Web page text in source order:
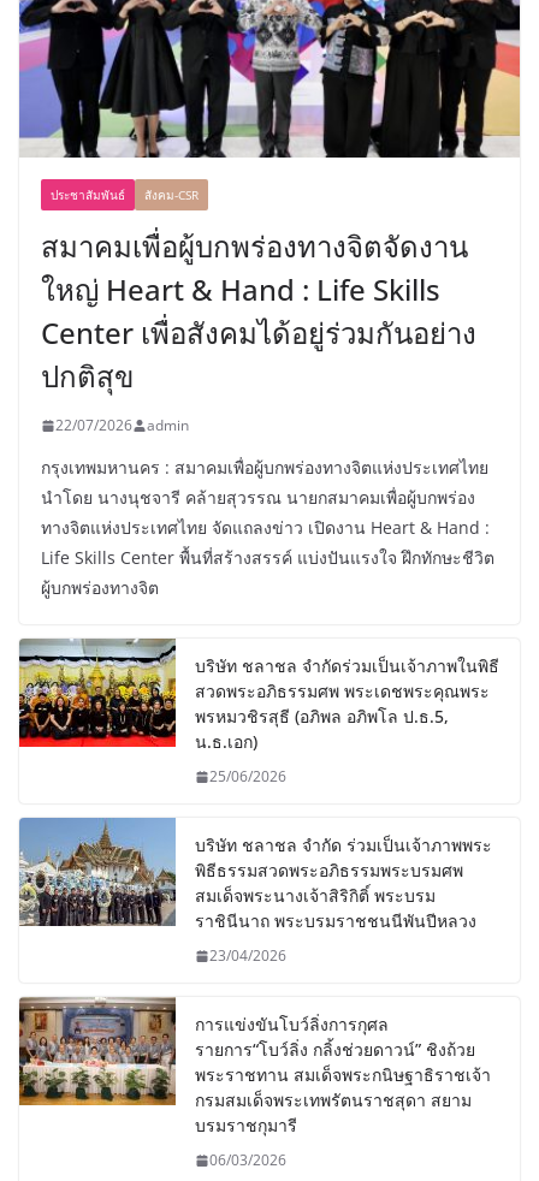
ประชาสัมพันธ์ สังคม-CSR
สมาคมเพื่อผู้บกพร่องทางจิตจัดงาน
ใหญ่ Heart & Hand : Life Skills
Center เพื่อสังคมได้อยู่ร่วมกันอย่าง
ปกติสุข
22/07/2026 admin
กรุงเทพมหานคร : สมาคมเพื่อผู้บกพร่องทางจิตแห่งประเทศไทย
นำโดย นางนุชจารี คล้ายสุวรรณ นายกสมาคมเพื่อผู้บกพร่อง
ทางจิตแห่งประเทศไทย จัดแถลงข่าว เปิดงาน Heart & Hand :
Life Skills Center พื้นที่สร้างสรรค์ แบ่งปันแรงใจ ฝึกทักษะชีวิต
ผู้บกพร่องทางจิต
บริษัท ชลาชล จำกัดร่วมเป็นเจ้าภาพในพิธี
สวดพระอภิธรรมศพ พระเดชพระคุณพระ
พรหมวชิรสุธี (อภิพล อภิพโล ป.ธ.5,
น.ธ.เอก)
25/06/2026
บริษัท ชลาชล จำกัด ร่วมเป็นเจ้าภาพพระ
พิธีธรรมสวดพระอภิธรรมพระบรมศพ
สมเด็จพระนางเจ้าสิริกิติ์ พระบรม
ราชินีนาถ พระบรมราชชนนีพันปีหลวง
23/04/2026
การแข่งขันโบว์ลิ่งการกุศล
รายการ“โบว์ลิ่ง กลิ้งช่วยดาวน์” ชิงถ้วย
พระราชทาน สมเด็จพระกนิษฐาธิราชเจ้า
กรมสมเด็จพระเทพรัตนราชสุดา สยาม
บรมราชกุมารี
06/03/2026